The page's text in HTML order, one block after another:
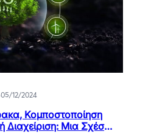
05/12/2024
Κομποστοποίηση
Διαχείριση: Μια Σχέση